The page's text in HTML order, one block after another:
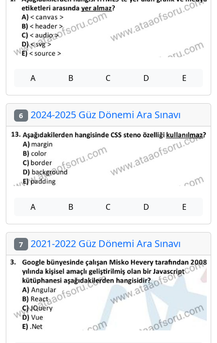
A B C D E
6 2024-2025 Güz Dönemi Ara Sınavı
A B C D E
7 2021-2022 Güz Dönemi Ara Sınavı